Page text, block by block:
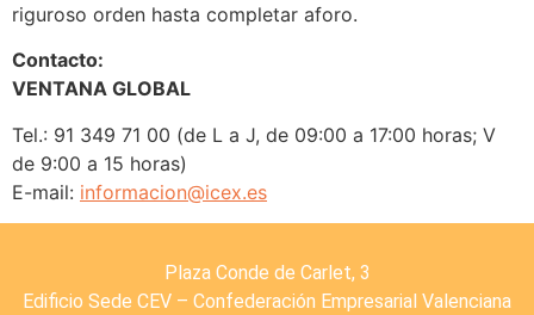
riguroso orden hasta completar aforo.
Contacto:
VENTANA GLOBAL
Tel.: 91 349 71 00 (de L a J, de 09:00 a 17:00 horas; V
de 9:00 a 15 horas)
E-mail: informacion@icex.es
Plaza Conde de Carlet, 3
Edificio Sede CEV – Confederación Empresarial Valenciana